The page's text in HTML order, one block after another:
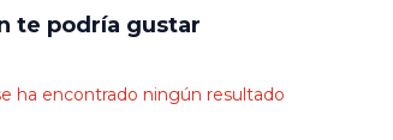
te podría gustar
ha encontrado ningún resultado